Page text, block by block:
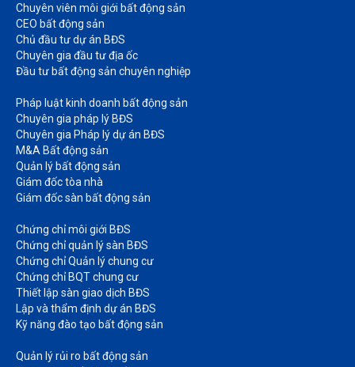
Chuyên viên môi giới bất động sản​
CEO bất động sản
Chủ đầu tư dự án BĐS
Chuyên gia đầu tư địa ốc​
Đầu tư bất động sản chuyên nghiệp
Pháp luật kinh doanh bất động sản​
Chuyên gia pháp lý BĐS
Chuyên gia Pháp lý dự án BĐS
M&A Bất động sản​
Quản lý bất động sản
Giám đốc tòa nhà​
Giám đốc sàn bất động sản
Chứng chỉ môi giới BĐS​
Chứng chỉ quản lý sàn BĐS
Chứng chỉ Quản lý chung cư​
Chứng chỉ BQT chung cư​
Thiết lập sàn giao dịch BĐS​
Lập và thẩm định dự án BĐS​
Kỹ năng đào tạo bất động sản​
Quản lý rủi ro bất động sản​